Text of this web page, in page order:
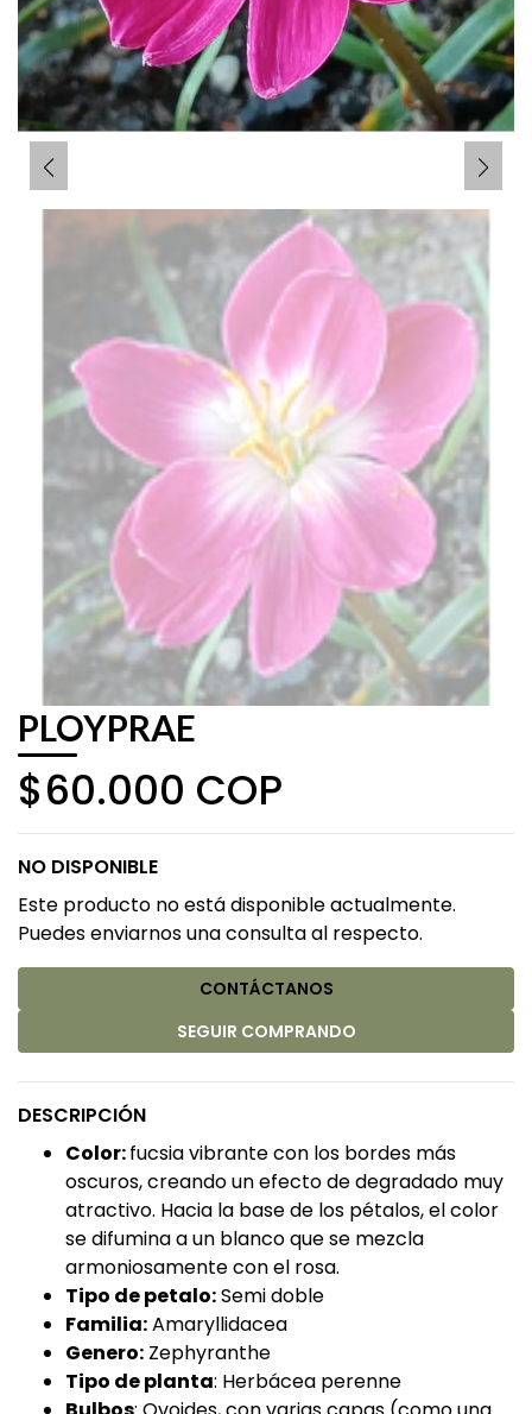
PLOYPRAE
$60.000 COP
NO DISPONIBLE
Este producto no está disponible actualmente.
Puedes enviarnos una consulta al respecto.
CONTÁCTANOS
SEGUIR COMPRANDO
DESCRIPCIÓN
Color:fucsia vibrante con los bordes más
oscuros, creando un efecto de degradado muy
atractivo. Hacia la base de los pétalos, el color
se difumina a un blanco que se mezcla
armoniosamente con el rosa.
Tipo de petalo:Semi doble
Familia:Amaryllidacea
Genero: Zephyranthe
Tipo de planta: Herbácea perenne